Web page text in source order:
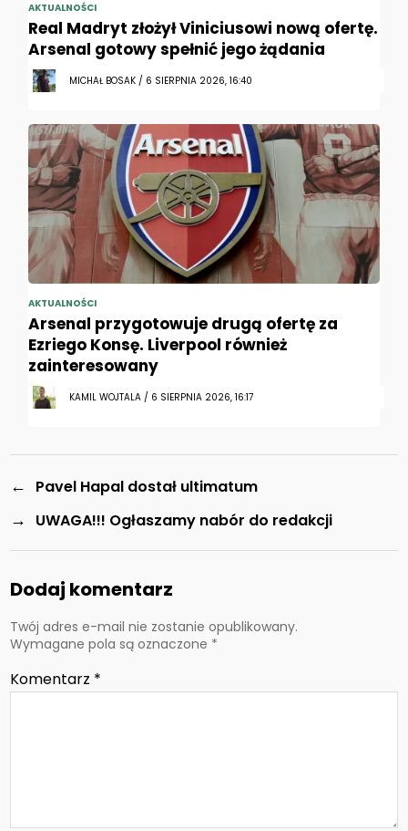
AKTUALNOŚCI
Real Madryt złożył Viniciusowi nową ofertę.
Arsenal gotowy spełnić jego żądania
MICHAŁ BOSAK / 6 SIERPNIA 2026, 16:40
AKTUALNOŚCI
Arsenal przygotowuje drugą ofertę za
Ezriego Konsę. Liverpool również
zainteresowany
KAMIL WOJTALA / 6 SIERPNIA 2026, 16:17
← Pavel Hapal dostał ultimatum
→ UWAGA!!! Ogłaszamy nabór do redakcji
Dodaj komentarz
Twój adres e-mail nie zostanie opublikowany.
Wymagane pola są oznaczone *
Komentarz *